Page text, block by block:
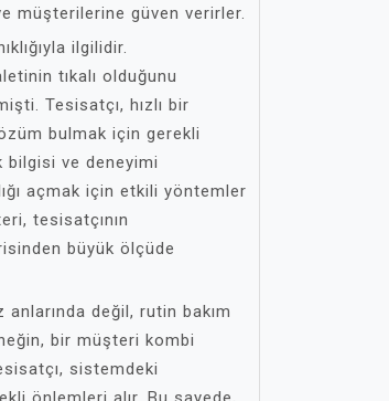
müşterilerine güven verirler.
ilgilidir.
tıkalı olduğunu
Tesisatçı, hızlı bir
bulmak için gerekli
bilgisi ve deneyimi
açmak için etkili yöntemler
tesisatçının
büyük ölçüde
değil, rutin bakım
bir müşteri kombi
sistemdeki